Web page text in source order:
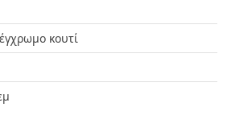
κουτί